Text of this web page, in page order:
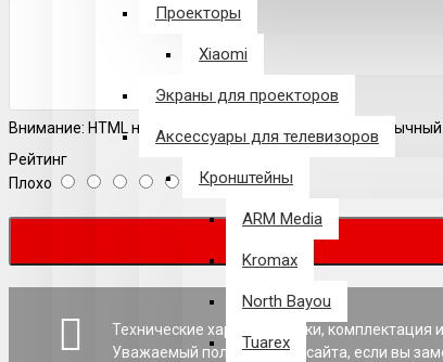
Проекторы
Xiaomi
Экраны для проекторов
Аксессуары для телевизоров
Кронштейны
ARM Media
Kromax
North Bayou
Tuarex
Внимание: HTML не поддерживается! Используйте обычный
Рейтинг
Плохо
Хорошо
Технические характеристики,
Уважаемый пользователь сайта, если вы